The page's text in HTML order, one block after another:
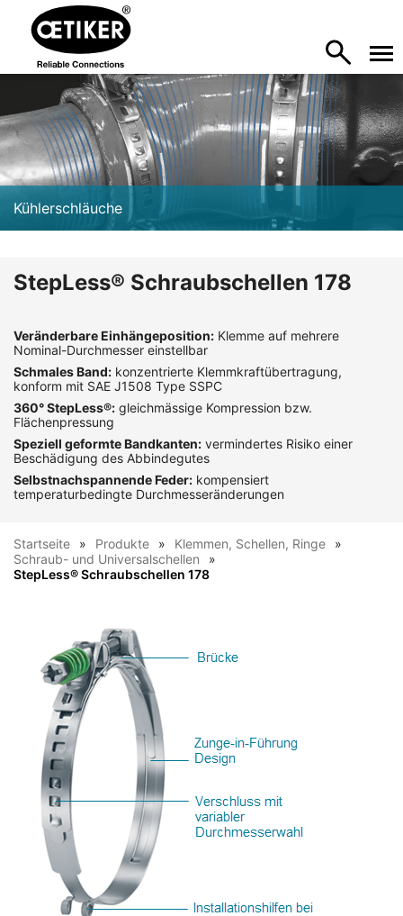
Kühlerschläuche
StepLess® Schraubschellen 178
Veränderbare Einhängeposition: Klemme auf mehrere
Nominal-Durchmesser einstellbar
Schmales Band: konzentrierte Klemmkraftübertragung,
konform mit SAE J1508 Type SSPC
360° StepLess®: gleichmässige Kompression bzw.
Flächenpressung
Speziell geformte Bandkanten: vermindertes Risiko einer
Beschädigung des Abbindegutes
Selbstnachspannende Feder: kompensiert
temperaturbedingte Durchmesseränderungen
Startseite Produkte
Klemmen, Schellen, Ringe
Schraub- und Universalschellen
StepLess® Schraubschellen 178